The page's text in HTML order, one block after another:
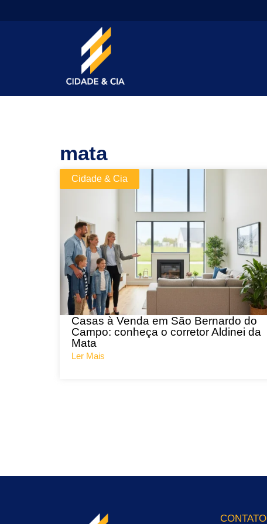
mata
Cidade & Cia
Casas à Venda em São Bernardo do
Campo: conheça o corretor Aldinei da
Mata
Ler Mais
CONTATO